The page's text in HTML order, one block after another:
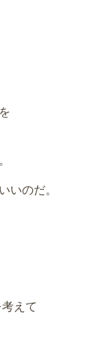
のだ。
えて